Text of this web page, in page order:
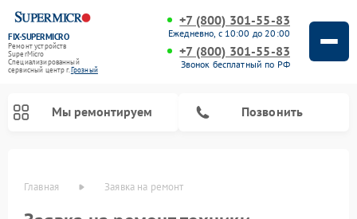
FIX-SUPERMICRO
Ремонт устройств
SuperMicro
Специализированный
cервисный центр г.Грозный
+7 (800) 301-55-83
Ежедневно, с 10:00 до 20:00
+7 (800) 301-55-83
Звонок бесплатный по РФ
Мы ремонтируем Позвонить
Главная Заявка на ремонт